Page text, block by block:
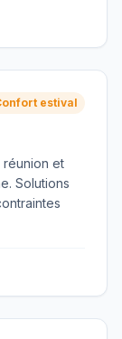
estival
réunion et
Solutions